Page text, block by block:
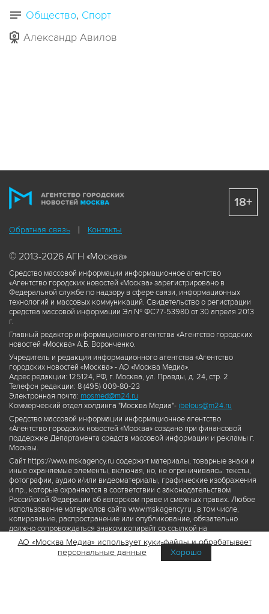
Общество Спорт
Александр Авилов
Обратная связь Контакты
© 2013-2026 АГН «Москва»
Средство массовой информации информационное агентство
«Агентство городских новостей «Москва» зарегистрировано в
Федеральной службе по надзору в сфере связи, информационных
технологий и массовых коммуникаций. Свидетельство о регистрации
средства массовой информации Эл № ФС77-53980 от 30 апреля 2013
г.
Главный редактор информационного агентства «Агентство городских
новостей «Москва» А.Б. Воронченко.
Учредитель и редакция информационного агентства «Агентство
городских новостей «Москва» - АО «Москва Медиа».
Адрес редакции: 125124, РФ, г. Москва, ул. Правды, д. 24, стр. 2
Телефон редакции: 8 (495) 009-80-23
Электронная почта: mosmed@m24.ru
Коммерческий отдел холдинга "Москва Медиа"- ibelous@m24.ru
Средство массовой информации информационное агентство
«Агентство городских новостей «Москва» создано при финансовой
поддержке Департамента средств массовой информации и рекламы г.
Москвы.
Сайт https://www.mskagency.ru содержит материалы, товарные знаки и
иные охраняемые элементы, включая, но, не ограничиваясь: тексты,
фотографии, аудио и/или видеоматериалы, графические изображения
и пр., которые охраняются в соответствии с законодательством
Российской Федерации об авторском праве и смежных правах. Любое
использование материалов сайта www.mskagency.ru , в том числе,
копирование, распространение или опубликование, обязательно
должно сопровождаться знаком копирайт со ссылкой на
правообладателя © АО «Москва Медиа», а также гиперссылкой на сайт
www.mskagency.ru как на первоисточник информации. Переработка
материалов сайта www.mskagency.ru не допускается.
18+
АО «Москва Медиа» использует куки-файлы и обрабатывает
персональные данные
Хорошо